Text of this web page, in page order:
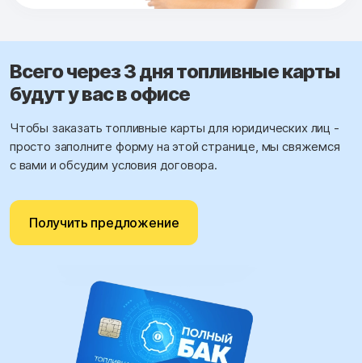
Всего через 3 дня топливные карты
будут у вас в офисе
Чтобы заказать топливные карты для юридических лиц -
просто заполните форму на этой странице, мы свяжемся
с вами и обсудим условия договора.
Получить предложение